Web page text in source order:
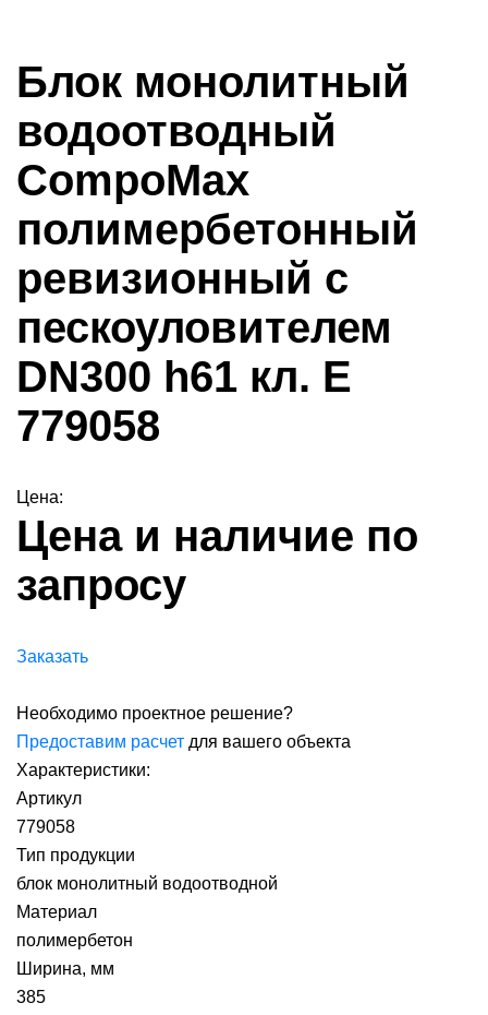
Блок монолитный
водоотводный
CompoMax
полимербетонный
ревизионный с
пескоуловителем
DN300 h61 кл. Е
779058
Цена:
Цена и наличие по
запросу
Заказать
Необходимо проектное решение?
Предоставим расчет для вашего объекта
Характеристики:
Артикул
779058
Тип продукции
блок монолитный водоотводной
Материал
полимербетон
Ширина, мм
385